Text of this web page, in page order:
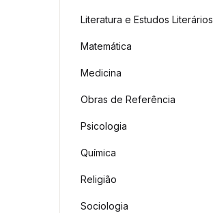
Literatura e Estudos Literários
Matemática
Medicina
Obras de Referência
Psicologia
Química
Religião
Sociologia